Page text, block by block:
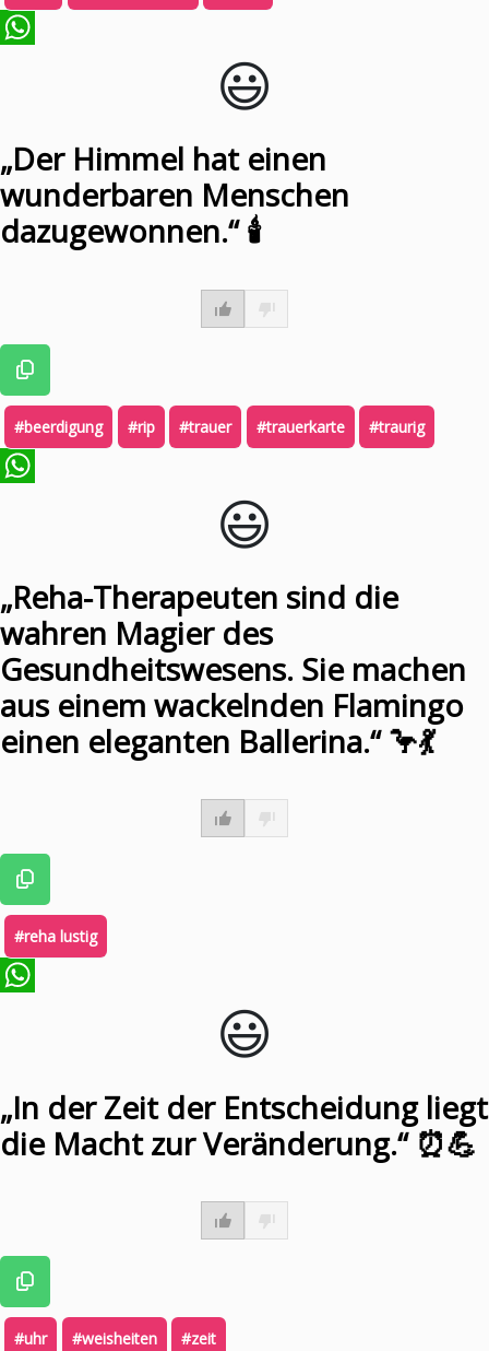
😃️
„Der Himmel hat einen
wunderbaren Menschen
dazugewonnen.“ 🕯
#beerdigung #rip #trauer #trauerkarte #traurig
😃️
„Reha-Therapeuten sind die
wahren Magier des
Gesundheitswesens. Sie machen
aus einem wackelnden Flamingo
einen eleganten Ballerina.“ 🦩💃
#reha lustig
😃️
„In der Zeit der Entscheidung liegt
die Macht zur Veränderung.“ ⏰💪
#uhr #weisheiten #zeit